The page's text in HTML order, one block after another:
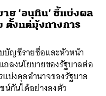
ย ‘อนุทิน’ ชี้แบ่งผล
ตั้งแต่มุ้งทางการ
ญชีรายชื่อและหัวหน้า
ลงนโยบายของรัฐบาลต่อ
บ่งดุลอำนาจของรัฐบาล
น์กันได้อย่างลงตัว